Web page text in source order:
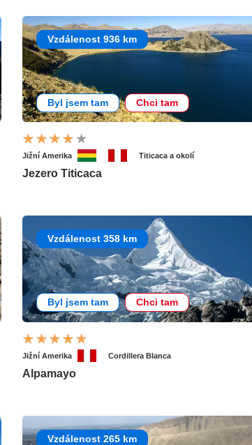
Vzdálenost 936 km
Byl jsem tam Chci tam
Jižní Amerika Titicaca a okolí
Jezero Titicaca
Vzdálenost 358 km
Byl jsem tam Chci tam
Jižní Amerika Cordillera Blanca
Alpamayo
Vzdálenost 265 km